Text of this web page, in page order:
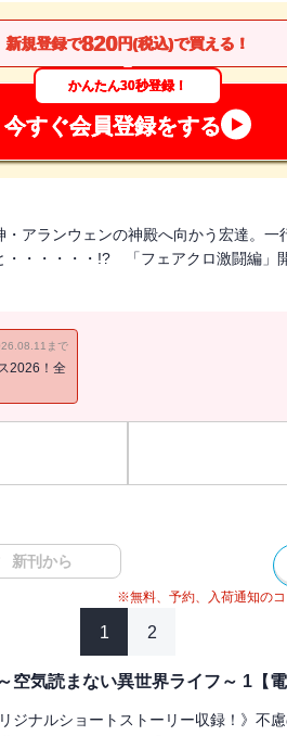
新規登録で820円(税込)で買える！
かんたん30秒登録！
今すぐ会員登録をする
アランウェンの神殿へ向かう宏達。
・・・・・・!? 「フェアクロ激闘編
まで
2026！全
新刊から
※無料、予約、入荷通知のコ
1 2
空気読まない異世界ライフ～ 1【電
ジナルショートストーリー収録！》不